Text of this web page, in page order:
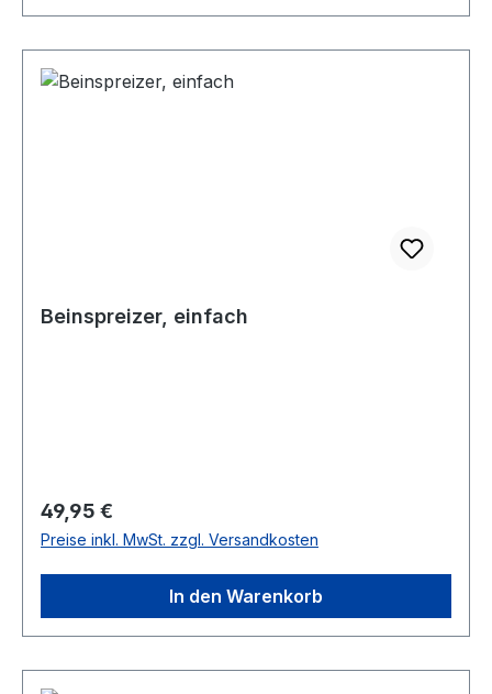
Beinspreizer, einfach
Regulärer Preis:
49,95 €
Preise inkl. MwSt. zzgl. Versandkosten
In den Warenkorb